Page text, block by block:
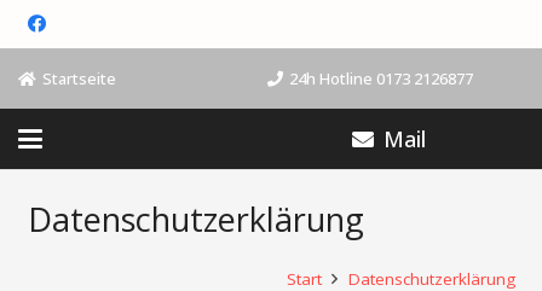
Startseite 24h Hotline 0173 2126877
Mail
Datenschutzerklärung
Start Datenschutzerklärung